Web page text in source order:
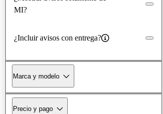
MI?
¿Incluir avisos con entrega?
Marca y modelo
Precio y pago